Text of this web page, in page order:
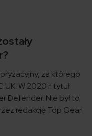
za którego
W 2020 r. tytuł
Defender. Nie był to
redakcję Top Gear